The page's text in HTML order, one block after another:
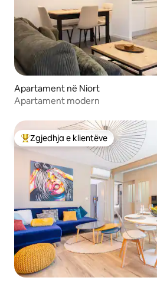
Apartament në Niort
Apartament modern
Më të mirat e zgjedhjeve të klientëve
Zgjedhja e klientëve